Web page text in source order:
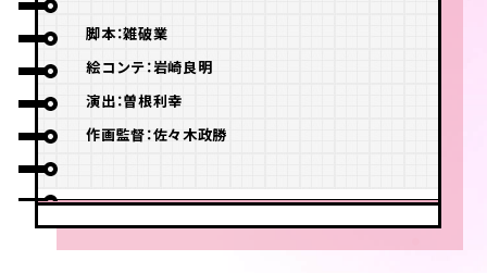
脚本：雑破業
絵コンテ：岩崎良明
演出：曽根利幸
作画監督：佐々木政勝